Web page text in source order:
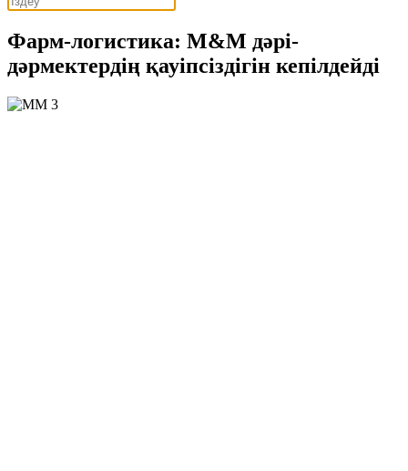
Фарм-логистика: M&M дәрі-
дәрмектердің қауіпсіздігін кепілдейді